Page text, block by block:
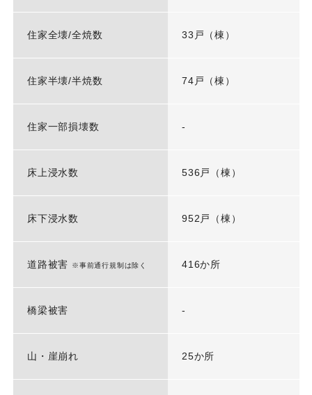
住家全壊/全焼数 33戸（棟）
住家半壊/半焼数 74戸（棟）
住家一部損壊数 -
床上浸水数 536戸（棟）
床下浸水数 952戸（棟）
道路被害 ※事前通行規制は除く 416か所
橋梁被害 -
山・崖崩れ 25か所